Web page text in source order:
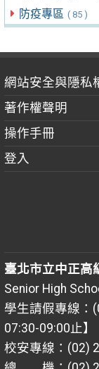
防疫專區 ( 85 )
網站安全與隱私
著作權聲明
操作手冊
登入
臺北市立中正高
Senior High
學生請假專線：
07:30-09:00止】
校安專線：(02)